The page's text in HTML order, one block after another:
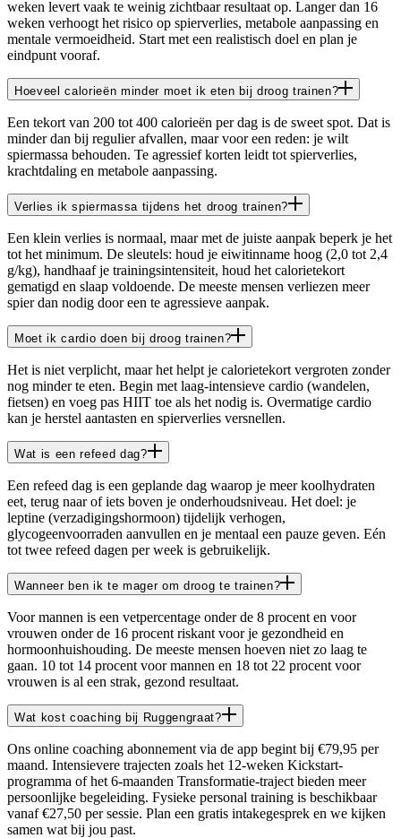
weken levert vaak te weinig zichtbaar resultaat op. Langer dan 16
weken verhoogt het risico op spierverlies, metabole aanpassing en
mentale vermoeidheid. Start met een realistisch doel en plan je
eindpunt vooraf.
Hoeveel calorieën minder moet ik eten bij droog trainen?
Een tekort van 200 tot 400 calorieën per dag is de sweet spot. Dat is
minder dan bij regulier afvallen, maar voor een reden: je wilt
spiermassa behouden. Te agressief korten leidt tot spierverlies,
krachtdaling en metabole aanpassing.
Verlies ik spiermassa tijdens het droog trainen?
Een klein verlies is normaal, maar met de juiste aanpak beperk je het
tot het minimum. De sleutels: houd je eiwitinname hoog (2,0 tot 2,4
g/kg), handhaaf je trainingsintensiteit, houd het calorietekort
gematigd en slaap voldoende. De meeste mensen verliezen meer
spier dan nodig door een te agressieve aanpak.
Moet ik cardio doen bij droog trainen?
Het is niet verplicht, maar het helpt je calorietekort vergroten zonder
nog minder te eten. Begin met laag-intensieve cardio (wandelen,
fietsen) en voeg pas HIIT toe als het nodig is. Overmatige cardio
kan je herstel aantasten en spierverlies versnellen.
Wat is een refeed dag?
Een refeed dag is een geplande dag waarop je meer koolhydraten
eet, terug naar of iets boven je onderhoudsniveau. Het doel: je
leptine (verzadigingshormoon) tijdelijk verhogen,
glycogeenvoorraden aanvullen en je mentaal een pauze geven. Eén
tot twee refeed dagen per week is gebruikelijk.
Wanneer ben ik te mager om droog te trainen?
Voor mannen is een vetpercentage onder de 8 procent en voor
vrouwen onder de 16 procent riskant voor je gezondheid en
hormoonhuishouding. De meeste mensen hoeven niet zo laag te
gaan. 10 tot 14 procent voor mannen en 18 tot 22 procent voor
vrouwen is al een strak, gezond resultaat.
Wat kost coaching bij Ruggengraat?
Ons online coaching abonnement via de app begint bij €79,95 per
maand. Intensievere trajecten zoals het 12-weken Kickstart-
programma of het 6-maanden Transformatie-traject bieden meer
persoonlijke begeleiding. Fysieke personal training is beschikbaar
vanaf €27,50 per sessie. Plan een gratis intakegesprek en we kijken
samen wat bij jou past.